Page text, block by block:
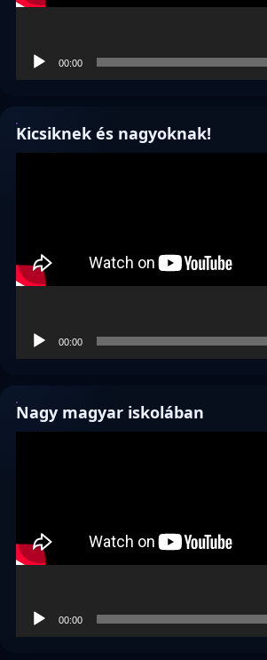
00:00
Kicsiknek és nagyoknak!
00:00
Nagy magyar iskolában
00:00